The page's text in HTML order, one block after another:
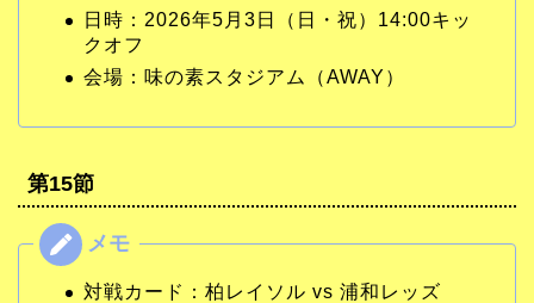
日時：2026年5月3日（日・祝）14:00キッ
クオフ
会場：味の素スタジアム（AWAY）
第15節
対戦カード：柏レイソル vs 浦和レッズ